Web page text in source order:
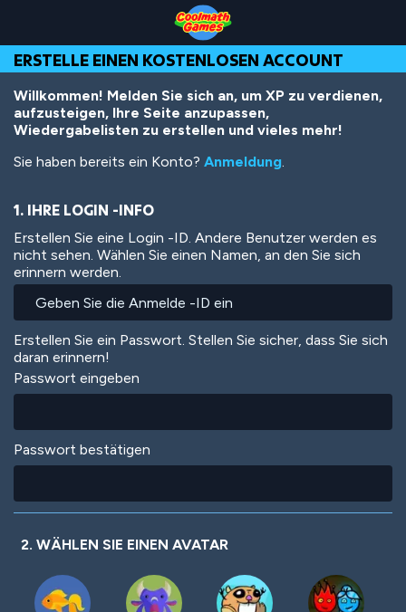
Top
of
Page
Navigation
Main
Content
Footer
Inhalt
ERSTELLE EINEN KOSTENLOSEN ACCOUNT
Willkommen! Melden Sie sich an, um XP zu verdienen,
aufzusteigen, Ihre Seite anzupassen,
Wiedergabelisten zu erstellen und vieles mehr!
Sie haben bereits ein Konto? Anmeldung.
1. IHRE LOGIN -INFO
Erstellen Sie eine Login -ID. Andere Benutzer werden es
nicht sehen. Wählen Sie einen Namen, an den Sie sich
erinnern werden.
Erstellen Sie ein Passwort. Stellen Sie sicher, dass Sie sich
daran erinnern!
Passwort eingeben
Passwort bestätigen
2. WÄHLEN SIE EINEN AVATAR